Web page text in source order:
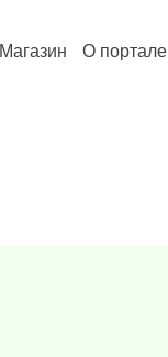
Магазин О портале